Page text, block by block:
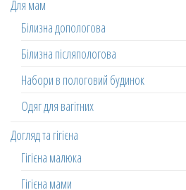
Для мам
Білизна допологова
Білизна післяпологова
Набори в пологовий будинок
Одяг для вагітних
Догляд та гігієна
Гігієна малюка
Гігієна мами